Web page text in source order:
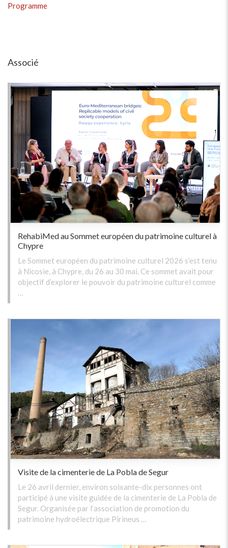
Programme
Associé
RehabiMed au Sommet européen du patrimoine culturel à
Chypre
Le Sommet européen du patrimoine culturel 2026 s’est tenu
à Nicosie, à Chypre, du 26 au 30 mai. Ce sommet avait pour
objectif d’explorer le pouvoir du patrimoine culturel comme
…
Visite de la cimenterie de La Pobla de Segur
Le 26 avril dernier, environ soixante-dix personnes ont
participé à une visite guidée de la cimenterie de La Pobla de
Segur. Organisée par l’association de promotion du
patrimoine hydroélectrique Pirineus …